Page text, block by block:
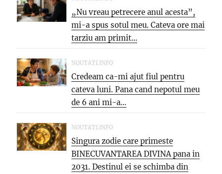
„Nu vreau petrecere anul acesta”,
mi-a spus sotul meu. Cateva ore mai
tarziu am primit...
NOUTATI.INFO
Credeam ca-mi ajut fiul pentru
cateva luni. Pana cand nepotul meu
de 6 ani mi-a...
NOUTATI.INFO
Singura zodie care primeste
BINECUVANTAREA DIVINA pana in
2031. Destinul ei se schimba din